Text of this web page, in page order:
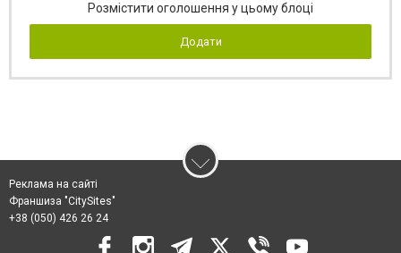
Розмістити оголошення у цьому блоці
Додати
Реклама на сайті
Франшиза "CitySites"
+38 (050) 426 26 24